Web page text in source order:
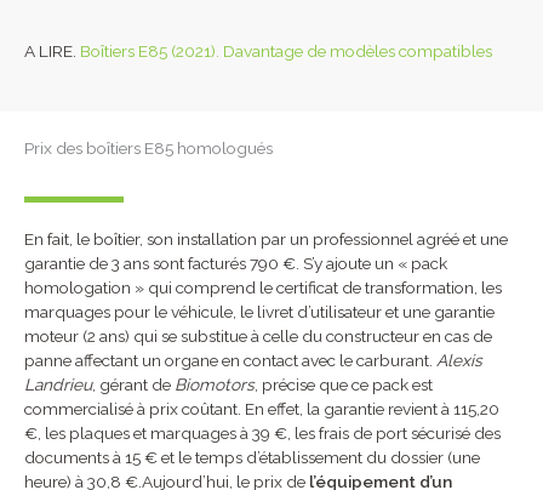
A LIRE. Boîtiers E85 (2021). Davantage de modèles compatibles
Prix des boîtiers E85 homologués
En fait, le boîtier, son installation par un professionnel agréé et une
garantie de 3 ans sont facturés 790 €. S’y ajoute un « pack
homologation » qui comprend le certificat de transformation, les
marquages pour le véhicule, le livret d’utilisateur et une garantie
moteur (2 ans) qui se substitue à celle du constructeur en cas de
panne affectant un organe en contact avec le carburant. Alexis
Landrieu, gérant de Biomotors, précise que ce pack est
commercialisé à prix coûtant. En effet, la garantie revient à 115,20
€, les plaques et marquages à 39 €, les frais de port sécurisé des
documents à 15 € et le temps d’établissement du dossier (une
heure) à 30,8 €.Aujourd’hui, le prix de l’équipement d’un